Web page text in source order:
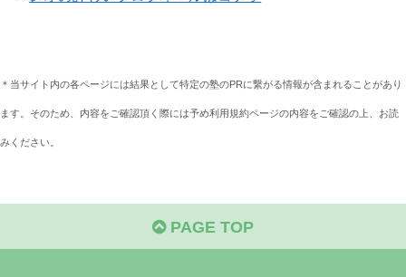
＊当サイト内の各ページには結果として特定の塾のPRに繋がる情報が含まれることがあり
ます。そのため、内容をご確認頂く際には予め利用規約ページの内容をご確認の上、お読
みください。
PAGE TOP